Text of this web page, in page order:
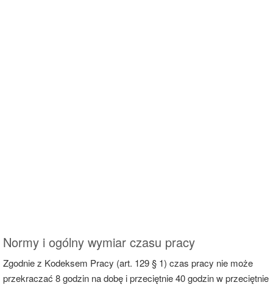
Normy i ogólny wymiar czasu pracy
Zgodnie z Kodeksem Pracy (art. 129 § 1) czas pracy nie może
przekraczać 8 godzin na dobę i przeciętnie 40 godzin w przeciętnie